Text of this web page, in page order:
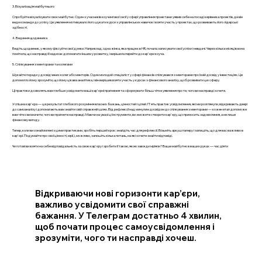
3. Візуалізація майбутнього
Спробуйте візуалізувати своє майбутнє. Один з учасників коучингової сесії у сфері управління проектами уявив себе на посаді керівника проектів, де він
веде команди до успіху. Це уявлення мотивувало його шукати курси з управлінських навичок і взяти участь у проектах, що розвивають його лідерські
здібності.
4. Ведення щоденника
Ведіть щоденник, у якому фіксуйте свої думки. Наприклад, одна жінка, яка працює в HR, почала записувати свої успіхи і невдачі. Через кілька місяців вона
помітила, що насправді її надихає допомагати іншим у розвитку, і вирішила перейти до кар'єри коуча.
5. Спілкування з менторами та колегами
Шукайте поради у досвідчених колег або менторів. Один молодий спеціаліст у сфері фінансів спілкувався з менторами про їхній досвід у інвестиціях. Це
допомогло йому зрозуміти, що йому цікава аналітика, і він вирішив взяти участь у курсах з фінансового аналізу, щоб розвивати цю сферу.
Ці практики дозволять вам глибше усвідомити ваші кар'єрні прагнення та сформувати більш чітке уявлення про те, чого ви насправді хочете.
Успішна кар'єра — це результат глибокого розуміння власних бажань, цінностей і цілей. П'ять практик усвідомлення, які ми розглянули, відкривають двері
до самоаналізу і допомагають вам знайти свій справжній шлях. Від рефлексії над минулим досвідом до спілкування з менторами — кожен етап допоможе
вам чітко визначити, чого ви прагнете насправді. Маючи на увазі ці інструменти, ви зможете створити кар'єру, що приносить задоволення, а не лише
фінансову вигоду.
Тепер, коли ви ознайомлені з цими практиками, зробіть перший крок: знайдіть час для рефлексії. Візьміть аркуш паперу і запишіть, що для вас важливо в
кар'єрі. Подумайте про свої цінності, мрії, і, можливо, запишіть кілька питань, на які хочете знайти відповіді.
Чи готові ви взяти на себе відповідальність за свою кар'єру і зробити її такою, якою завжди мріяли? Ваше майбутнє в ваших руках — час діяти
Відкриваючи нові горизонти кар’єри,
важливо усвідомити свої справжні
бажання. У Телеграм достатньо 4 хвилин,
щоб почати процес самоусвідомлення і
зрозуміти, чого ти насправді хочеш.